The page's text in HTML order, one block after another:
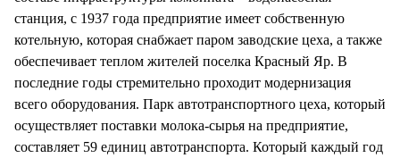
станция, с 1937 года предприятие имеет собственную
котельную, которая снабжает паром заводские цеха, а также
обеспечивает теплом жителей поселка Красный Яр. В
последние годы стремительно проходит модернизация
всего оборудования. Парк автотранспортного цеха, который
осуществляет поставки молока-сырья на предприятие,
составляет 59 единиц автотранспорта. Который каждый год